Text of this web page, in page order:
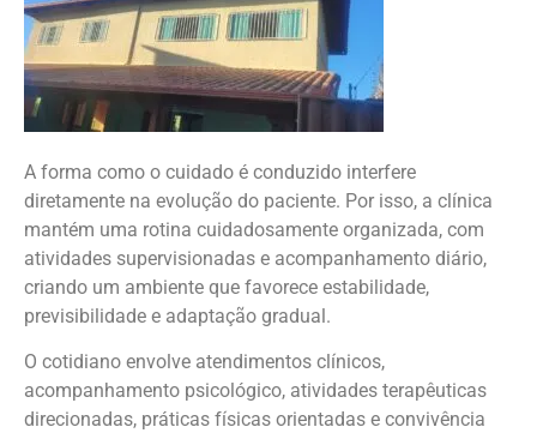
A forma como o cuidado é conduzido interfere
diretamente na evolução do paciente. Por isso, a clínica
mantém uma rotina cuidadosamente organizada, com
atividades supervisionadas e acompanhamento diário,
criando um ambiente que favorece estabilidade,
previsibilidade e adaptação gradual.
O cotidiano envolve atendimentos clínicos,
acompanhamento psicológico, atividades terapêuticas
direcionadas, práticas físicas orientadas e convivência